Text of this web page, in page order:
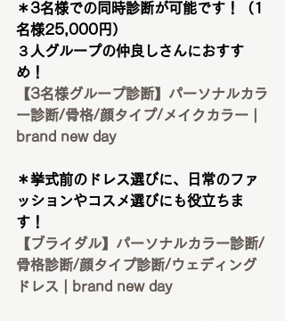
＊3名様での同時診断が可能です！（1
名様25,000円）
３人グループの仲良しさんにおすす
め！
【3名様グループ診断】パーソナルカラ
ー診断/骨格/顔タイプ/メイクカラー |
brand new day
＊挙式前のドレス選びに、日常のファ
ッションやコスメ選びにも役立ちま
す！
【ブライダル】パーソナルカラー診断/
骨格診断/顔タイプ診断/ウェディング
ドレス | brand new day